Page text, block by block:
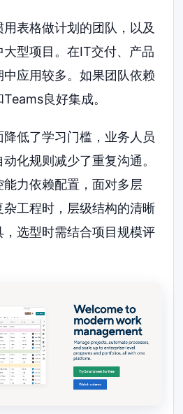
表格做计划的团队，以及
型项目。在IT交付、产品
应用较多。如果团队依赖
良好集成。
低了学习门槛，业务人员
化规则减少了重复沟通。
力依赖配置，面对多层
工程时，层级结构的清晰
选型时需结合项目规模评